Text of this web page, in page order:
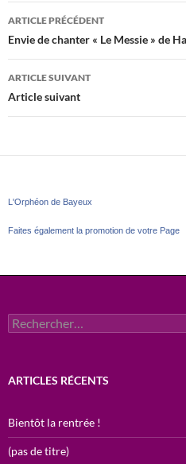
Navigation
des
articles
ARTICLE PRÉCÉDENT
Envie de chanter « Le Messie » de
ARTICLE SUIVANT
Article suivant
L'Orphéon de Bayeux
Faites également la promotion de votre Page
Rechercher :
ARTICLES RÉCENTS
Bientôt la rentrée !
(pas de titre)